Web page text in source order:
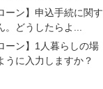
ーン】申込手続に関す
どうしたらよ...
ーン】1人暮らしの場
うに入力しますか？